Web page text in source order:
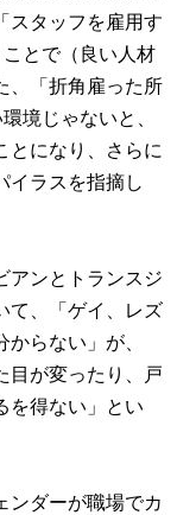
スタッフを雇用す
とで（良い人材
、「折角雇った所
境じゃないと、
とになり、さらに
イラスを指摘し
アンとトランスジ
て、「ゲイ、レズ
らない」が、
目が変ったり、戸
を得ない」とい
ンダーが職場でカ